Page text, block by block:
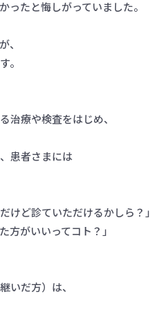
ったと悔しがっていました。
、
。
治療や検査をはじめ、
患者さまには
けど診ていただけるかしら？」
方がいいってコト？」
いだ方）は、